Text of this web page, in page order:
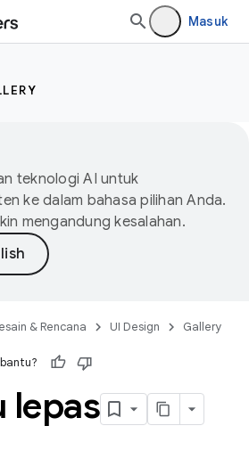
Masuk
teknologi AI untuk
ke dalam bahasa pilihan Anda.
mengandung kesalahan.
& Rencana UI Design Gallery
lepas